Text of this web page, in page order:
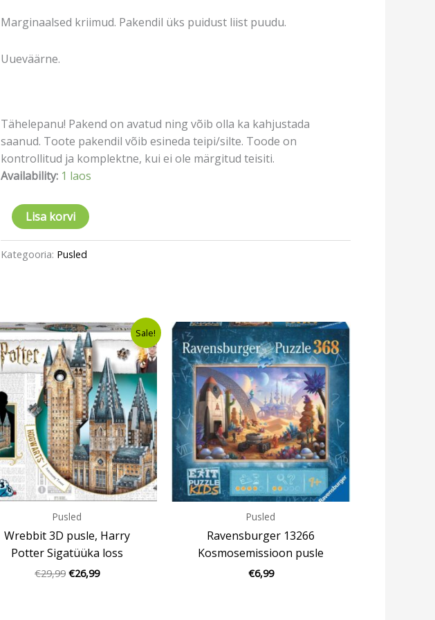
Marginaalsed kriimud. Pakendil üks puidust liist puudu.
Uueväärne.
Tähelepanu! Pakend on avatud ning võib olla ka kahjustada
saanud. Toote pakendil võib esineda teipi/silte. Toode on
kontrollitud ja komplektne, kui ei ole märgitud teisiti.
Availability: 1 laos
Lisa korvi
Kategooria: Pusled
Sale!
Pusled
Wrebbit 3D pusle, Harry
Potter Sigatüüka loss
€29,99
Algne
hind
oli:
€29,99.
€26,99
Current
price
€26,99.
Pusled
Ravensburger 13266
Kosmosemissioon pusle
€6,99